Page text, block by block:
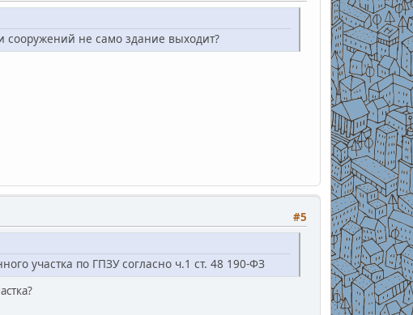
сооружений не само здание выходит?
#5
участка по ГПЗУ согласно ч.1 ст. 48 190-ФЗ